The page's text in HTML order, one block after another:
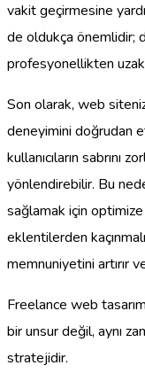
vakit geçirmesine
de oldukça önemlidir;
profesyonellikten
Son olarak, web
deneyimini doğrudan
kullanıcıların sabrını
yönlendirebilir. Bu
sağlamak için
eklentilerden
memnuniyetini artırır
Freelance web
bir unsur değil, aynı
stratejidir.